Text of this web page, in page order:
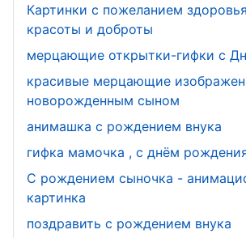
и
День
гражданско
й авиации
День
футбола
День
работников
ЗАГСа
Картинки с пожеланием
красоты и доброты
мерцающие открытки-гифки с
красивые мерцающие
новорожденным сыном
анимашка с рождением внука
гифка мамочка , с днём
С рождением сыночка -
картинка
поздравить с рождением внука